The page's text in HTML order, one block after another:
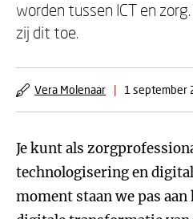
worden tussen ICT en
zij dit toe.
Vera Molenaar | 1 september
Je kunt als
technologisering en
moment staan we pas